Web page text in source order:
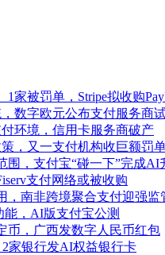
家被罚单，Stripe拟收购
数字欧元公布支付服务商
环境，信用卡服务商破产
，又一支付机构收巨额罚
围，支付宝“碰一下”完成AI
支付网络或被收购
，南非跨境聚合支付迎强监
能，AI版支付宝公测
币，广西发数字人民币红包
家银行发AI权益银行卡